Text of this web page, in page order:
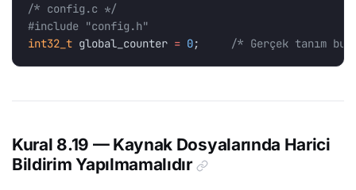
/* config.c */
#include "config.h"
int32_t global_counter = 0; /* Gerçek tanım
Kural 8.19 — Kaynak Dosyalarında Harici
Bildirim Yapılmamalıdır